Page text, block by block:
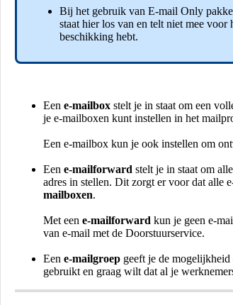
Bij het gebruik van E-mail Only
staat hier los van en telt niet mee
beschikking hebt.
Een e-mailbox stelt je in staat om een
je e-mailboxen kunt instellen in het
Een e-mailbox kun je ook instellen om
Een e-mailforward stelt je in staat om
adres in stellen. Dit zorgt er voor dat alle
mailboxen.
Met een e-mailforward kun je geen e-
van e-mail met de Doorstuurservice.
Een e-mailgroep geeft je de mogelijkheid
gebruikt en graag wilt dat al je